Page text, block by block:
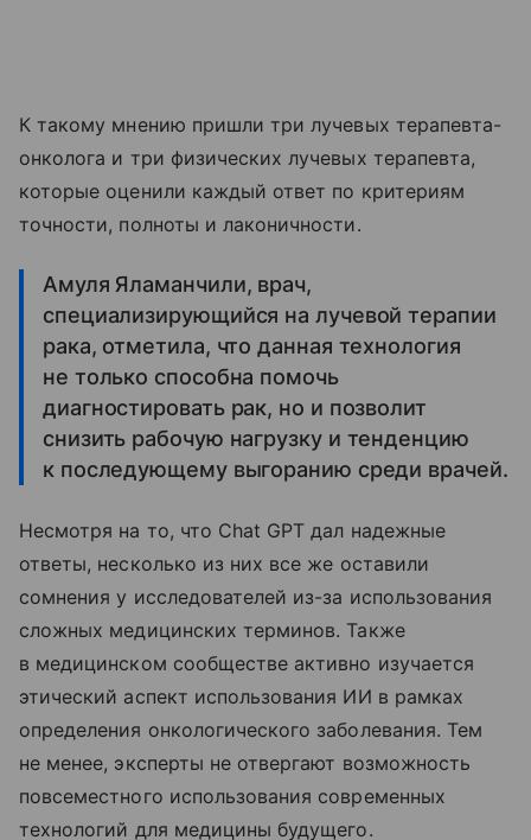
К такому мнению пришли три лучевых терапевта-
онколога и три физических лучевых терапевта,
которые оценили каждый ответ по критериям
точности, полноты и лаконичности.
Амуля Яламанчили, врач,
специализирующийся на лучевой терапии
рака, отметила, что данная технология
не только способна помочь
диагностировать рак, но и позволит
снизить рабочую нагрузку и тенденцию
к последующему выгоранию среди врачей.
Несмотря на то, что Chat GPT дал надежные
ответы, несколько из них все же оставили
сомнения у исследователей из-за использования
сложных медицинских терминов. Также
в медицинском сообществе активно изучается
этический аспект использования ИИ в рамках
определения онкологического заболевания. Тем
не менее, эксперты не отвергают возможность
повсеместного использования современных
технологий для медицины будущего.